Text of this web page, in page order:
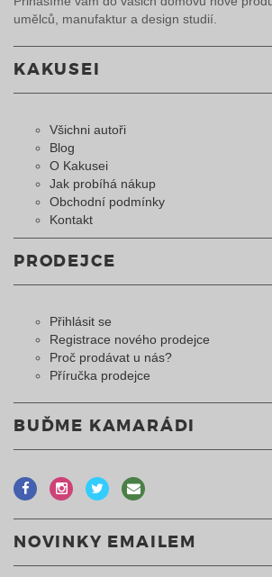
umělců, manufaktur a design studií.
KAKUSEI
Všichni autoři
Blog
O Kakusei
Jak probíhá nákup
Obchodní podmínky
Kontakt
PRODEJCE
Přihlásit se
Registrace nového prodejce
Proč prodávat u nás?
Příručka prodejce
BUĎME KAMARÁDI
NOVINKY EMAILEM